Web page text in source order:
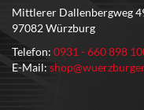
Mittlerer Dallenbergweg
97082 Würzburg
Telefon: 0931 - 660 898
E-Mail: